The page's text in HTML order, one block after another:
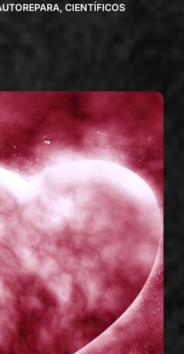
CIENTÍFICOS